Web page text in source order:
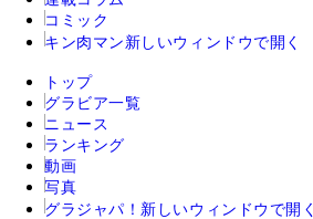
コミック
キン肉マン 新しいウィンドウで開く
トップ
グラビア一覧
ニュース
ランキング
動画
写真
グラジャパ！ 新しいウィンドウで開く